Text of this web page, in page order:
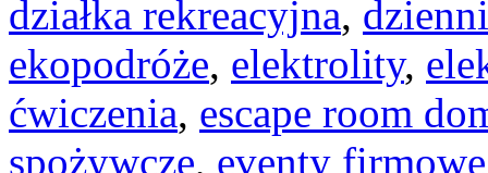
działka rekreacyjna,
ekopodróże, elektrolity,
ćwiczenia, escape room
spożywcze, eventy